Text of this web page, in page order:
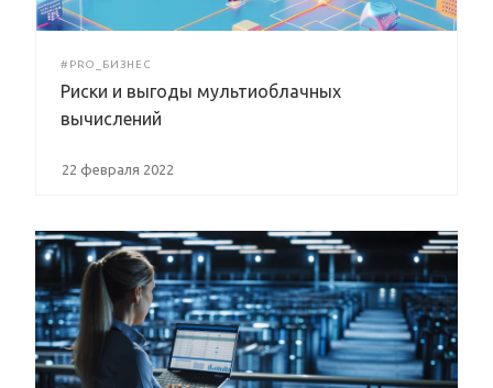
#PRO_БИЗНЕС
Риски и выгоды мультиоблачных
вычислений
22 февраля 2022